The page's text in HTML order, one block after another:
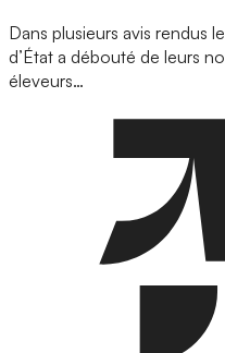
Dans plusieurs avis rendus
d’État a débouté de leurs
éleveurs…